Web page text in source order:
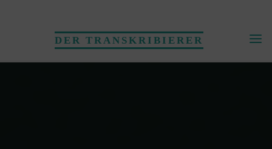
DER TRANSKRIBIERER